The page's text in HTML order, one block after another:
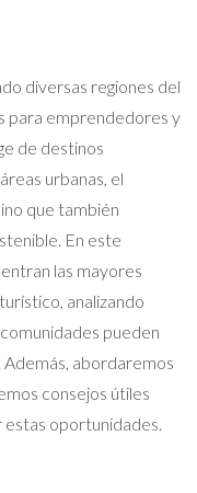
diversas regiones del
para emprendedores y
de destinos
urbanas, el
que también
En este
las mayores
analizando
pueden
abordaremos
consejos útiles
estas oportunidades.